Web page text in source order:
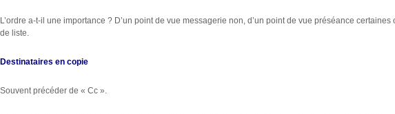
L’ordre a-t-il une importance ? D’un point de vue messagerie non, d’un point de vue préséance
de liste.
Destinataires en copie
Souvent précéder de « Cc ».